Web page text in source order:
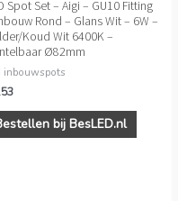
Spot Set – Aigi – GU10 Fitting
Rond – Glans Wit – 6W –
Koud Wit 6400K –
Ø82mm
inbouwspots
bij BesLED.nl